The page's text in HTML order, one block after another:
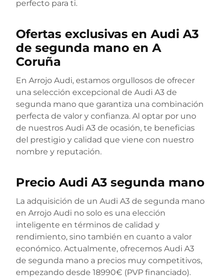
perfecto para ti.
Ofertas exclusivas en Audi A3
de segunda mano en A
Coruña
En Arrojo Audi, estamos orgullosos de ofrecer
una selección excepcional de Audi A3 de
segunda mano que garantiza una combinación
perfecta de valor y confianza. Al optar por uno
de nuestros Audi A3 de ocasión, te beneficias
del prestigio y calidad que viene con nuestro
nombre y reputación.
Precio Audi A3 segunda mano
La adquisición de un Audi A3 de segunda mano
en Arrojo Audi no solo es una elección
inteligente en términos de calidad y
rendimiento, sino también en cuanto a valor
económico. Actualmente, ofrecemos Audi A3
de segunda mano a precios muy competitivos,
empezando desde 18990€ (PVP financiado).